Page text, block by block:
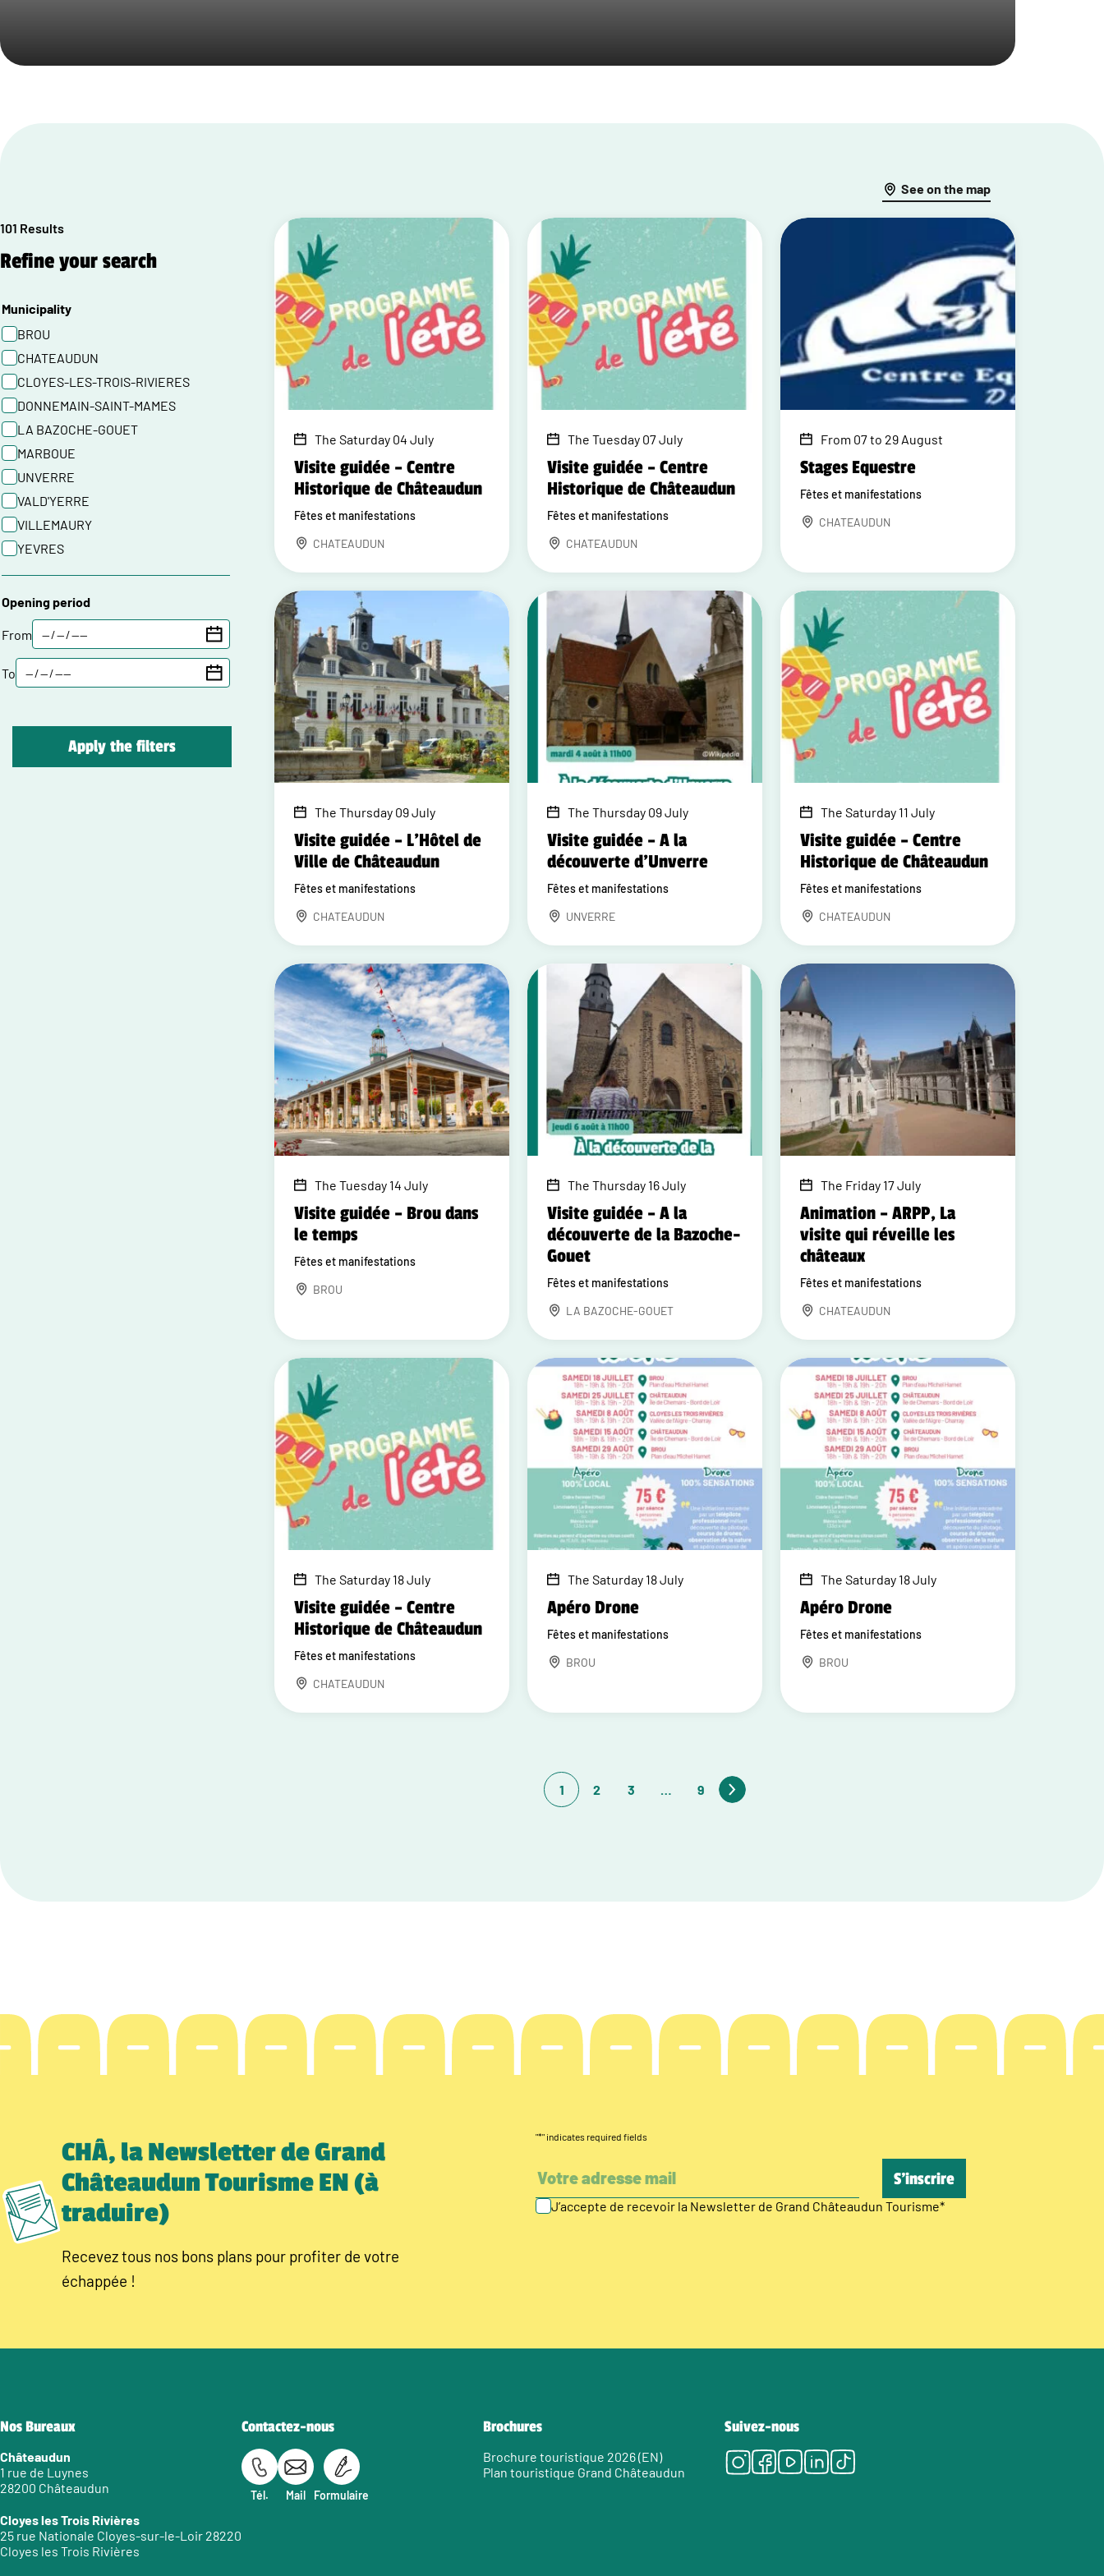
101 Results
Refine your search
Municipality
BROU
CHATEAUDUN
CLOYES-LES-TROIS-RIVIERES
DONNEMAIN-SAINT-MAMES
LA BAZOCHE-GOUET
MARBOUE
UNVERRE
VALD'YERRE
VILLEMAURY
YEVRES
Opening period
From
To
Apply the filters
See on the map
The Saturday 04 July
Visite guidée – Centre
Historique de Châteaudun
Fêtes et manifestations
CHATEAUDUN
The Tuesday 07 July
Visite guidée – Centre
Historique de Châteaudun
Fêtes et manifestations
CHATEAUDUN
From 07 to 29 August
Stages Equestre
Fêtes et manifestations
CHATEAUDUN
The Thursday 09 July
Visite guidée – L'Hôtel de
Ville de Châteaudun
Fêtes et manifestations
CHATEAUDUN
The Thursday 09 July
Visite guidée – A la
découverte d'Unverre
Fêtes et manifestations
UNVERRE
The Saturday 11 July
Visite guidée – Centre
Historique de Châteaudun
Fêtes et manifestations
CHATEAUDUN
The Tuesday 14 July
Visite guidée – Brou dans
le temps
Fêtes et manifestations
BROU
The Thursday 16 July
Visite guidée – A la
découverte de la Bazoche-
Gouet
Fêtes et manifestations
LA BAZOCHE-GOUET
The Friday 17 July
Animation – ARPP, La
visite qui réveille les
châteaux
Fêtes et manifestations
CHATEAUDUN
The Saturday 18 July
Visite guidée – Centre
Historique de Châteaudun
Fêtes et manifestations
CHATEAUDUN
The Saturday 18 July
Apéro Drone
Fêtes et manifestations
BROU
The Saturday 18 July
Apéro Drone
Fêtes et manifestations
BROU
1 2 3 9
CHÂ, la Newsletter de Grand
Châteaudun Tourisme EN (à
traduire)
Recevez tous nos bons plans pour profiter de votre
échappée !
"*" indicates required fields
J’accepte de recevoir la Newsletter de Grand Châteaudun Tourisme*
Nos Bureaux
Châteaudun
1 rue de Luynes
28200 Châteaudun
Cloyes les Trois Rivières
25 rue Nationale Cloyes-sur-le-Loir 28220
Cloyes les Trois Rivières
Contactez-nous
Tél. Mail Formulaire
Brochures
Brochure touristique 2026 (EN)
Plan touristique Grand Châteaudun
Suivez-nous
Instagram
Facebook
Youtube
LinkedIn
Tiktok